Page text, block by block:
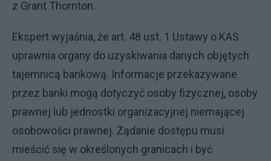
z Grant Thornton.
Ekspert wyjaśnia, że art. 48 ust. 1 Ustawy o KAS
uprawnia organy do uzyskiwania danych objętych
tajemnicą bankową. Informacje przekazywane
przez banki mogą dotyczyć osoby fizycznej, osoby
prawnej lub jednostki organizacyjnej niemającej
osobowości prawnej. Żądanie dostępu musi
mieścić się w określonych granicach i być